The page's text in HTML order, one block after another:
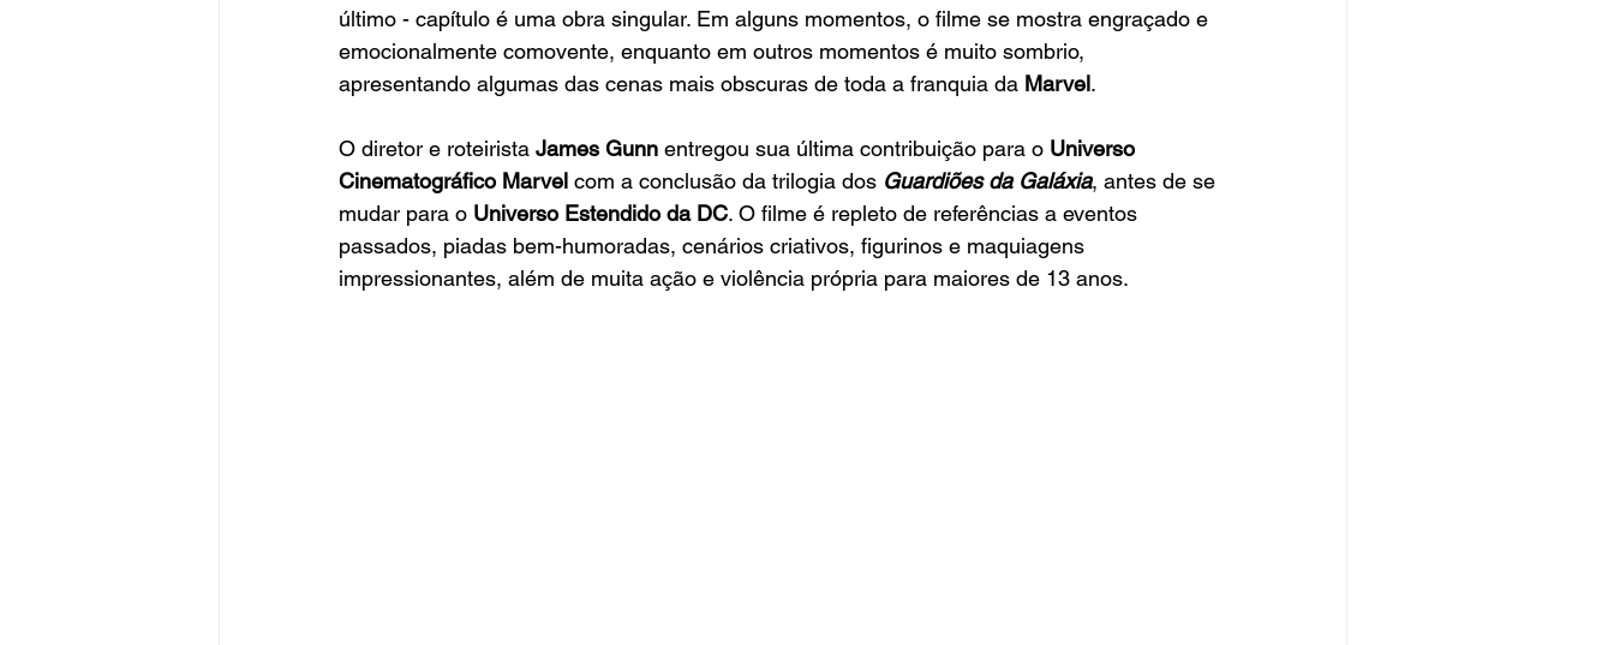
último - capítulo é uma obra singular. Em alguns momentos, o filme se mostra engraçado e
emocionalmente comovente, enquanto em outros momentos é muito sombrio,
apresentando algumas das cenas mais obscuras de toda a franquia da Marvel.
O diretor e roteirista James Gunn entregou sua última contribuição para o Universo
Cinematográfico Marvel com a conclusão da trilogia dos Guardiões da Galáxia, antes de se
mudar para o Universo Estendido da DC. O filme é repleto de referências a eventos
passados, piadas bem-humoradas, cenários criativos, figurinos e maquiagens
impressionantes, além de muita ação e violência própria para maiores de 13 anos.